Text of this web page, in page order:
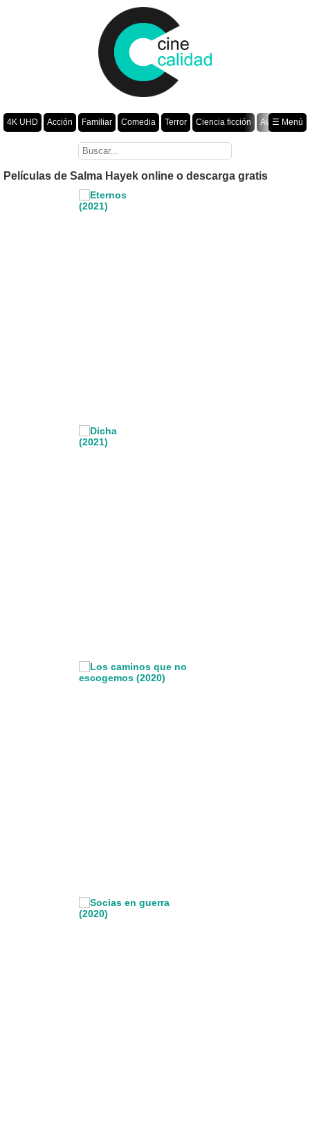
4K UHD Acción Familiar Comedia Terror Ciencia ficción
Aventura
Romance Fantasía Drama Animación Crimen
☰ Menú
Películas de Salma Hayek online o descarga gratis